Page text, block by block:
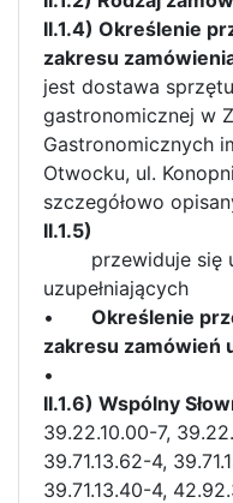
II.1.4) Określenie
zakresu
jest dostawa
gastronomicznej w
Gastronomicznych
Otwocku, ul.
szczegółowo
II.1.5)
przewiduje się
uzupełniających
•
Określenie
zakresu zamówień
•
II.1.6) Wspólny
39.22.10.00-7,
39.71.13.62-4,
39.71.13.40-4,